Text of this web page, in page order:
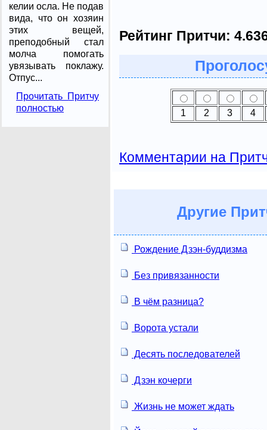
келии осла. Не подав
вида, что он хозяин
этих вещей,
преподобный стал
молча помогать
увязывать поклажу.
Отпус...
Прочитать Притчу
полностью
Рейтинг Притчи:
1 2 3 4
Комментарии на
Другие
Рождение Дзэн-буддизма
Без привязанности
В чём разница?
Ворота устали
Десять последователей
Дзэн кочерги
Жизнь не может ждать